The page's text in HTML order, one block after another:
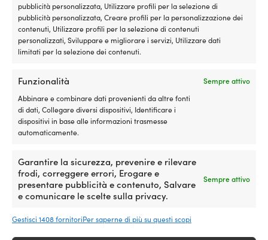
pubblicità personalizzata, Utilizzare profili per la selezione di
pubblicità personalizzata, Creare profili per la personalizzazione dei
contenuti, Utilizzare profili per la selezione di contenuti
personalizzati, Sviluppare e migliorare i servizi, Utilizzare dati
limitati per la selezione dei contenuti.
Funzionalità
Sempre attivo
Abbinare e combinare dati provenienti da altre fonti
di dati, Collegare diversi dispositivi, Identificare i
dispositivi in base alle informazioni trasmesse
automaticamente.
Garantire la sicurezza, prevenire e rilevare
frodi, correggere errori, Erogare e
presentare pubblicità e contenuto, Salvare
e comunicare le scelte sulla privacy.
Sempre attivo
Gestisci 1408 fornitoriPer saperne di più su questi scopi
Garanzia del prezzo
Acquista ora, confronta il prezzo dopo.
garanzia del prezzo è molto semplice: adeguiamo
il prezzo rispetto a tutti i negozi nel mondo. Puoi
già adesso – se la trovi a un prezzo inferiore
presso un altro negozio entro 14 giorni,
adegueremo il prezzo successivamente. Nessuna
Scopri di più sulla nostra garanzia del